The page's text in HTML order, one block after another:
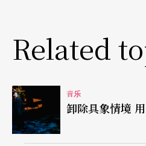
次才首次在台湾由叶娟礽
协乐团（弦乐五部加上长
郭联昌指挥下演出。该曲演
钟，是全场音乐会最长的一
名，古筝仍是全曲的中心乐
Related
音乐
卸除具象情境